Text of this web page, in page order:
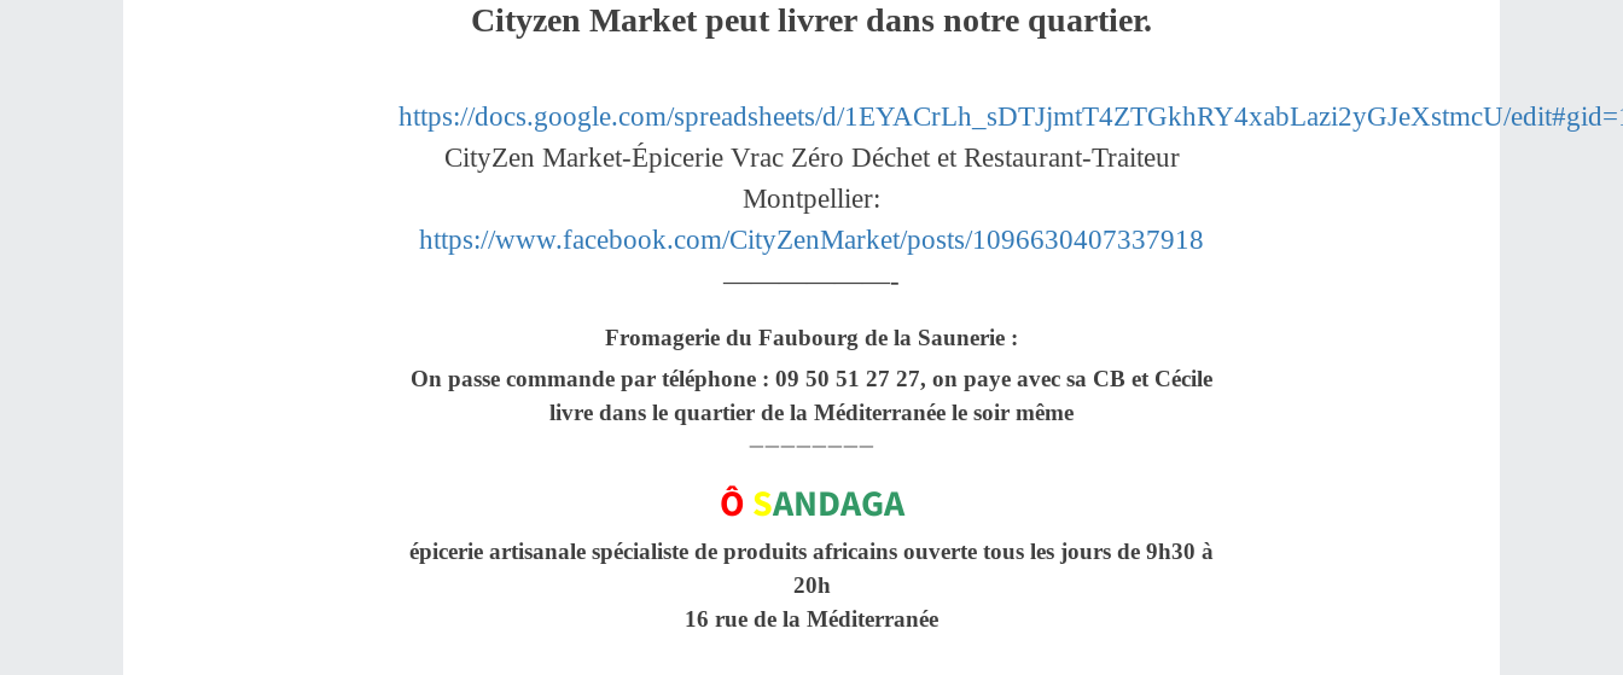
Cityzen Market peut livrer dans notre quartier.
https://docs.google.com/spreadsheets/d/1EYACrLh_sDTJjmtT4ZTGkhRY4xabLazi2yGJeXstmcU/
CityZen Market-Épicerie Vrac Zéro Déchet et Restaurant-Traiteur
Montpellier:
https://www.facebook.com/CityZenMarket/posts/1096630407337918
——————-
Fromagerie du Faubourg de la Saunerie :
On passe commande par téléphone : 09 50 51 27 27, on paye avec sa CB et Cécile
livre dans le quartier de la Méditerranée le soir même
————————
Ô SANDAGA
épicerie artisanale spécialiste de produits africains ouverte tous les jours de 9h30 à
20h
16 rue de la Méditerranée